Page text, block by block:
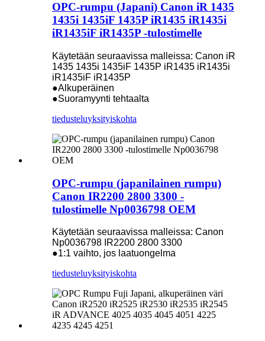
OPC-rumpu (Japani) Canon iR 1435
1435i 1435iF 1435P iR1435 iR1435i
iR1435iF iR1435P -tulostimelle
Käytetään seuraavissa malleissa: Canon iR
1435 1435i 1435iF 1435P iR1435 iR1435i
iR1435iF iR1435P
●Alkuperäinen
●Suoramyynti tehtaalta
tiedusteluyksityiskohta
OPC-rumpu (japanilainen rumpu)
Canon IR2200 2800 3300 -
tulostimelle Np0036798 OEM
Käytetään seuraavissa malleissa: Canon
Np0036798 IR2200 2800 3300
●1:1 vaihto, jos laatuongelma
tiedusteluyksityiskohta